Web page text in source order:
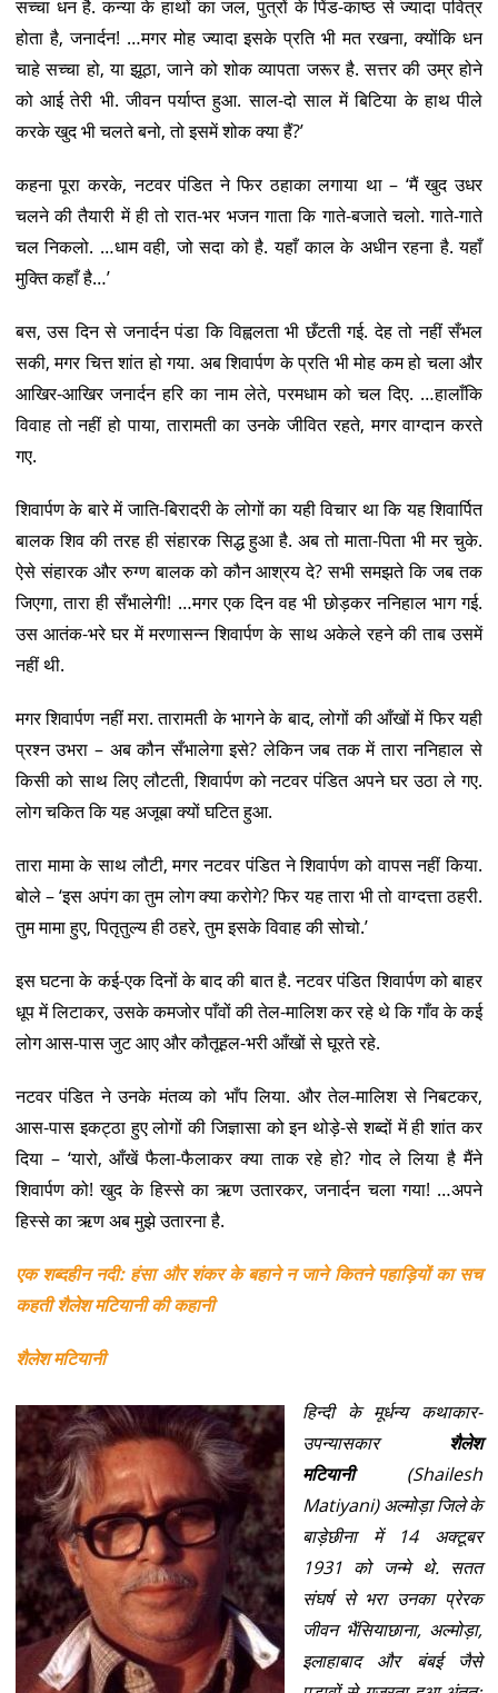
सच्चा धन है. कन्या के हाथों का जल, पुत्रों के पिंड-काष्ठ से ज्यादा पवित्र
होता है, जनार्दन! …मगर मोह ज्यादा इसके प्रति भी मत रखना, क्योंकि धन
चाहे सच्चा हो, या झूठा, जाने को शोक व्यापता जरूर है. सत्तर की उम्र होने
को आई तेरी भी. जीवन पर्याप्त हुआ. साल-दो साल में बिटिया के हाथ पीले
करके खुद भी चलते बनो, तो इसमें शोक क्या हैं?’
कहना पूरा करके, नटवर पंडित ने फिर ठहाका लगाया था – ‘मैं खुद उधर
चलने की तैयारी में ही तो रात-भर भजन गाता कि गाते-बजाते चलो. गाते-गाते
चल निकलो. …धाम वही, जो सदा को है. यहाँ काल के अधीन रहना है. यहाँ
मुक्ति कहाँ है…’
बस, उस दिन से जनार्दन पंडा कि विह्वलता भी छँटती गई. देह तो नहीं सँभल
सकी, मगर चित्त शांत हो गया. अब शिवार्पण के प्रति भी मोह कम हो चला और
आखिर-आखिर जनार्दन हरि का नाम लेते, परमधाम को चल दिए. …हालाँकि
विवाह तो नहीं हो पाया, तारामती का उनके जीवित रहते, मगर वाग्दान करते
गए.
शिवार्पण के बारे में जाति-बिरादरी के लोगों का यही विचार था कि यह शिवार्पित
बालक शिव की तरह ही संहारक सिद्ध हुआ है. अब तो माता-पिता भी मर चुके.
ऐसे संहारक और रुग्ण बालक को कौन आश्रय दे? सभी समझते कि जब तक
जिएगा, तारा ही सँभालेगी! …मगर एक दिन वह भी छोड़कर ननिहाल भाग गई.
उस आतंक-भरे घर में मरणासन्न शिवार्पण के साथ अकेले रहने की ताब उसमें
नहीं थी.
मगर शिवार्पण नहीं मरा. तारामती के भागने के बाद, लोगों की आँखों में फिर यही
प्रश्न उभरा – अब कौन सँभालेगा इसे? लेकिन जब तक में तारा ननिहाल से
किसी को साथ लिए लौटती, शिवार्पण को नटवर पंडित अपने घर उठा ले गए.
लोग चकित कि यह अजूबा क्यों घटित हुआ.
तारा मामा के साथ लौटी, मगर नटवर पंडित ने शिवार्पण को वापस नहीं किया.
बोले – ‘इस अपंग का तुम लोग क्या करोगे? फिर यह तारा भी तो वाग्दत्ता ठहरी.
तुम मामा हुए, पितृतुल्य ही ठहरे, तुम इसके विवाह की सोचो.’
इस घटना के कई-एक दिनों के बाद की बात है. नटवर पंडित शिवार्पण को बाहर
धूप में लिटाकर, उसके कमजोर पाँवों की तेल-मालिश कर रहे थे कि गाँव के कई
लोग आस-पास जुट आए और कौतूहल-भरी आँखों से घूरते रहे.
नटवर पंडित ने उनके मंतव्य को भाँप लिया. और तेल-मालिश से निबटकर,
आस-पास इकट्ठा हुए लोगों की जिज्ञासा को इन थोड़े-से शब्दों में ही शांत कर
दिया – ‘यारो, आँखें फैला-फैलाकर क्या ताक रहे हो? गोद ले लिया है मैंने
शिवार्पण को! खुद के हिस्से का ऋण उतारकर, जनार्दन चला गया! …अपने
हिस्से का ऋण अब मुझे उतारना है.
एक शब्दहीन नदी: हंसा और शंकर के बहाने न जाने कितने पहाड़ियों का सच
कहती शैलेश मटियानी की कहानी
शैलेश मटियानी
हिन्दी के मूर्धन्य कथाकार-
उपन्यासकार शैलेश
मटियानी(Shailesh
Matiyani) अल्मोड़ा जिले के
बाड़ेछीना में 14 अक्टूबर
1931 को जन्मे थे. सतत
संघर्ष से भरा उनका प्रेरक
जीवन भैंसियाछाना, अल्मोड़ा,
इलाहाबाद और बंबई जैसे